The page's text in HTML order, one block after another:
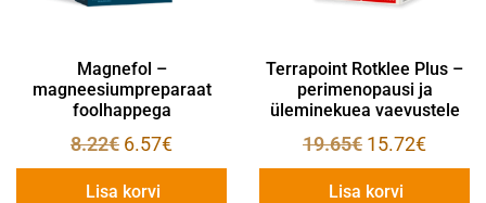
Magnefol –
magneesiumpreparaat
foolhappega
8.22€ 6.57€
Lisa korvi
Terrapoint Rotklee Plus –
perimenopausi ja
üleminekuea vaevustele
19.65€ 15.72€
Lisa korvi